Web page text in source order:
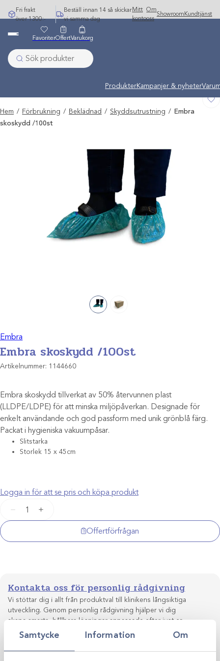
Samtycke Information Om
Hoppa
till
Fri frakt
över 1300:-
Beställ innan 14 så skickar
vi samma dag
Mitt
konto
Om
oss
Showroom Kundtjänst
Undermeny stängd: Varumärken
ProdukterKampanjer & nyheter
FavoriterOffertVarukorg
Hem / Förbrukning / Beklädnad / Skyddsutrustning / Embra
skoskydd /100st
Embra
Embra skoskydd /100st
Artikelnummer: 1144660
Embra skoskydd tillverkat av 50% återvunnen plast
(LLDPE/LDPE) för att minska miljöpåverkan. Designade för
enkelt användande och god passform med unik grönblå färg.
Packat i hygieniska vakuumpåsar.
Slitstarka
Storlek 15 x 45cm
Logga in för att se pris och köpa produkt
/100st
mängd
+
Offertförfrågan
Kontakta oss för personlig rådgivning
Vi stöttar dig i allt från produktval till klinikens långsiktiga
utveckling. Genom personlig rådgivning hjälper vi dig
skapa smarta, hållbara lösningar anpassade efter just er
verksamhet.